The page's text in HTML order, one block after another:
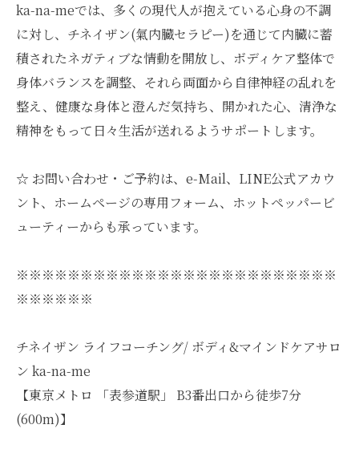
ka-na-meでは、多くの現代人が抱えている心身の不調
に対し、チネイザン(氣内臓セラピー)を通じて内臓に蓄
積されたネガティブな情動を開放し、ボディケア整体で
身体バランスを調整、それら両面から自律神経の乱れを
整え、健康な身体と澄んだ気持ち、開かれた心、清浄な
精神をもって日々生活が送れるようサポートします。
☆ お問い合わせ・ご予約は、e-Mail、LINE公式アカウ
ント、ホームページの専用フォーム、ホットペッパービ
ューティーからも承っています。
※※※※※※※※※※※※※※※※※※※※※※※※※
※※※※※※
チネイザン ライフコーチング/ ボディ&マインドケアサロ
ン ka-na-me
【東京メトロ 「表参道駅」 B3番出口から徒歩7分
(600m)】